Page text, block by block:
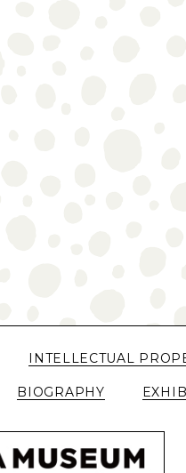
INTELLECTUAL
BIOGRAPHY